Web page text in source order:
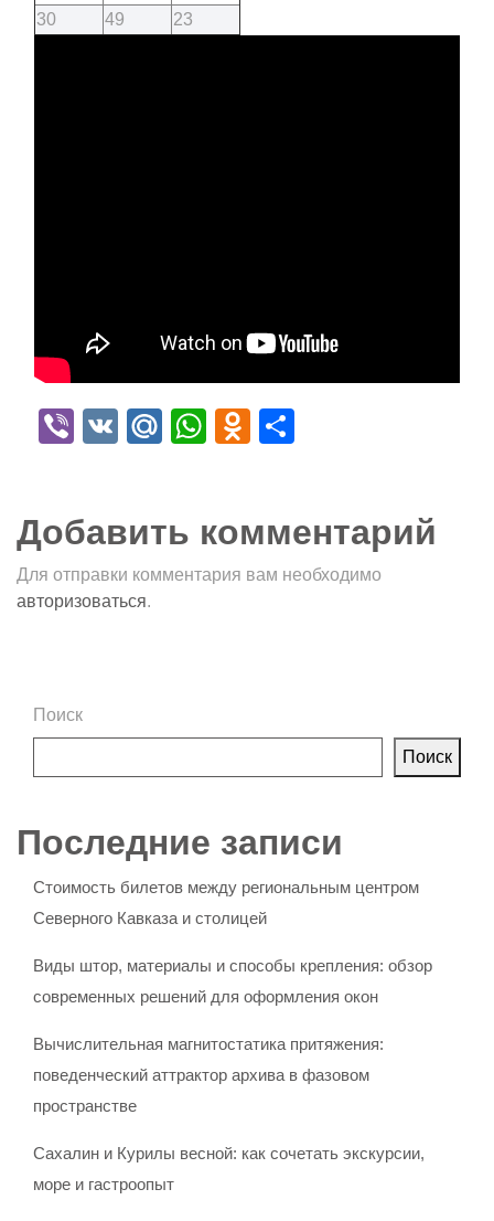
30
49 23
Viber
VK Mail.Ru
WhatsApp
Odnoklassniki
Добавить комментарий
Для отправки комментария вам необходимо
авторизоваться.
Поиск
Поиск
Последние записи
Стоимость билетов между региональным центром
Северного Кавказа и столицей
Виды штор, материалы и способы крепления: обзор
современных решений для оформления окон
Вычислительная магнитостатика притяжения:
поведенческий аттрактор архива в фазовом
пространстве
Сахалин и Курилы весной: как сочетать экскурсии,
море и гастроопыт